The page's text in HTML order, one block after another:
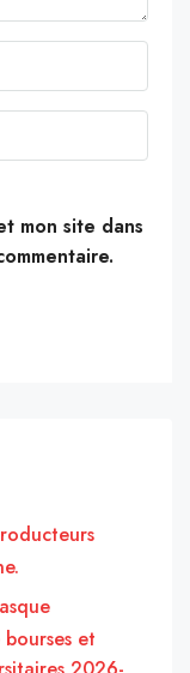
mon site dans
et